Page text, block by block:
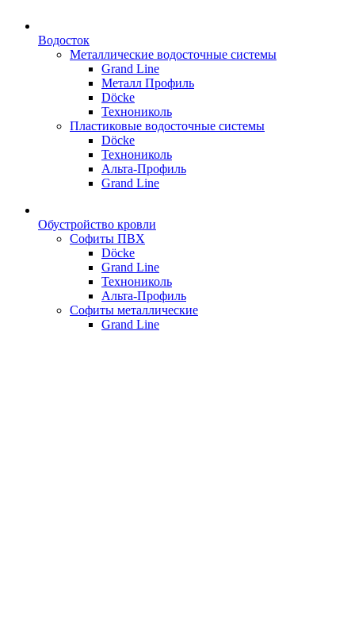
Водосток
Металлические водосточные системы
Grand Line
Металл Профиль
Döсkе
Технониколь
Пластиковые водосточные системы
Döcke
Технониколь
Альта-Профиль
Grand Line
Обустройство кровли
Софиты ПВХ
Döcke
Grand Line
Технониколь
Альта-Профиль
Софиты металлические
Grand Line